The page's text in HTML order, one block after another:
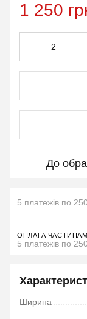
1 250
До
5 платежів по
ОПЛАТА
5 платежів по
Ширина